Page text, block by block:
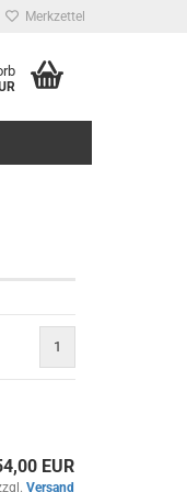
Merkzettel
1
EUR
Versand